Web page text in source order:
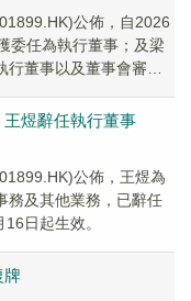
公佈，自2026
委任為執行董事；及梁
董事以及董事會審核
煜辭任執行董事
公佈，王煜為
務及其他業務，已辭任
日起生效。
牌